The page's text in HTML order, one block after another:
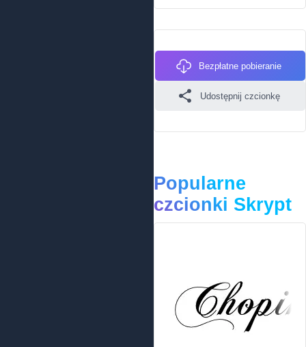
Bezpłatne pobieranie
Udostępnij czcionkę
Popularne
czcionki Skrypt